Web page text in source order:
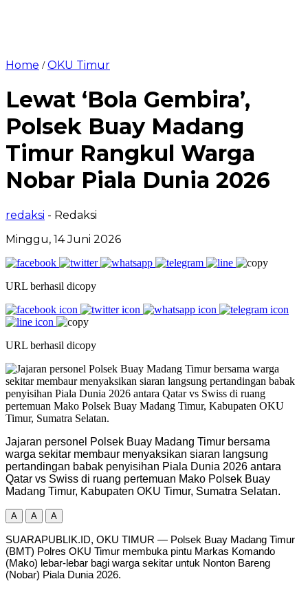
Home /OKU Timur
Lewat ‘Bola Gembira’,
Polsek Buay Madang
Timur Rangkul Warga
Nobar Piala Dunia 2026
redaksi - Redaksi
Minggu, 14 Juni 2026
URL berhasil dicopy
URL berhasil dicopy
Jajaran personel Polsek Buay Madang Timur bersama
warga sekitar membaur menyaksikan siaran langsung
pertandingan babak penyisihan Piala Dunia 2026 antara
Qatar vs Swiss di ruang pertemuan Mako Polsek Buay
Madang Timur, Kabupaten OKU Timur, Sumatra Selatan.
A A A
SUARAPUBLIK.ID, OKU TIMUR — Polsek Buay Madang Timur
(BMT) Polres OKU Timur membuka pintu Markas Komando
(Mako) lebar-lebar bagi warga sekitar untuk Nonton Bareng
(Nobar) Piala Dunia 2026.